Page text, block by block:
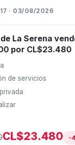
· 03/08/2026
La Serena
por CL$23.480
de servicios
CL$23.480 -